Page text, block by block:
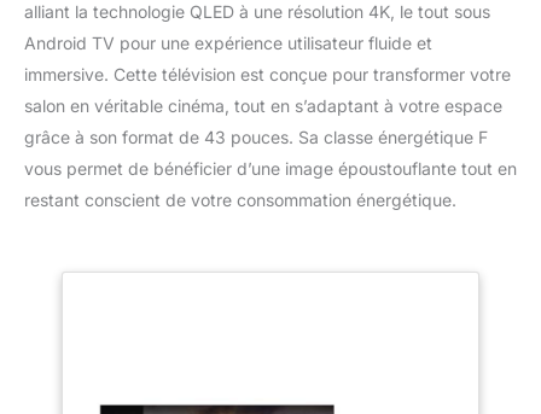
alliant la technologie QLED à une résolution 4K, le tout sous
Android TV pour une expérience utilisateur fluide et
immersive. Cette télévision est conçue pour transformer votre
salon en véritable cinéma, tout en s’adaptant à votre espace
grâce à son format de 43 pouces. Sa classe énergétique F
vous permet de bénéficier d’une image époustouflante tout en
restant conscient de votre consommation énergétique.